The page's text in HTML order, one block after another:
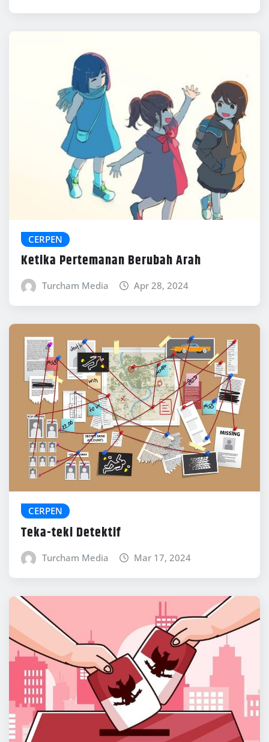
CERPEN
Ketika Pertemanan Berubah Arah
Turcham Media Apr 28, 2024
CERPEN
Teka-teki Detektif
Turcham Media Mar 17, 2024